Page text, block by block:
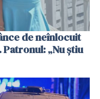
de neînlocuit
„Nu știu